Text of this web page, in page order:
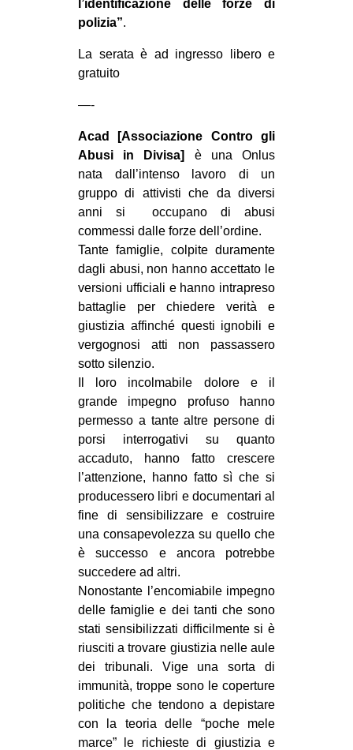
l’identificazione delle forze di
polizia”.
La serata è ad ingresso libero e
gratuito
—-
Acad [Associazione Contro gli
Abusi in Divisa]
è una Onlus
nata dall’intenso lavoro di un
gruppo di attivisti che da diversi
anni si occupano di abusi
commessi dalle forze dell’ordine.
Tante famiglie, colpite duramente
dagli abusi, non hanno accettato le
versioni ufficiali e hanno intrapreso
battaglie per chiedere verità e
giustizia affinché questi ignobili e
vergognosi atti non passassero
sotto silenzio.
Il loro incolmabile dolore e il
grande impegno profuso hanno
permesso a tante altre persone di
porsi interrogativi su quanto
accaduto, hanno fatto crescere
l’attenzione, hanno fatto sì che si
producessero libri e documentari al
fine di sensibilizzare e costruire
una consapevolezza su quello che
è successo e ancora potrebbe
succedere ad altri.
Nonostante l’encomiabile impegno
delle famiglie e dei tanti che sono
stati sensibilizzati difficilmente si è
riusciti a trovare giustizia nelle aule
dei tribunali. Vige una sorta di
immunità, troppe sono le coperture
politiche che tendono a depistare
con la teoria delle “poche mele
marce” le richieste di giustizia e